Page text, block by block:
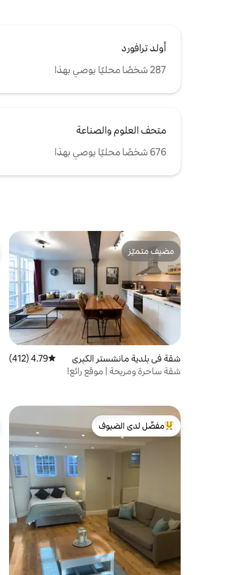
أولد ترافورد
287 شخصًا محليًا يوصي بهذا
متحف العلوم والصناعة
676 شخصًا محليًا يوصي بهذا
مضيف متميّز
مضيف متميّز
شقة في بلدية مانشستر الكبرى متوسط التقييم 4.79 من 5، 412 مراجعات
4.79 (412)
شقة ساحرة ومريحة | موقع رائع!
من أبرز البيوت المفضّلة لدى الضيوف
مفضّل لدى الضيوف